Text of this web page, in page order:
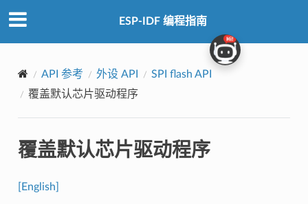
ESP-IDF 编程指南
API 参考 外设 API
SPI flash API
覆盖默认芯片驱动程序
覆盖默认芯片驱动程序
[English]